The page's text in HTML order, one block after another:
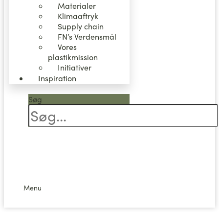
Materialer
Klimaaftryk
Supply chain
FN’s Verdensmål
Vores
plastikmission
Initiativer
Inspiration
Søg
Menu